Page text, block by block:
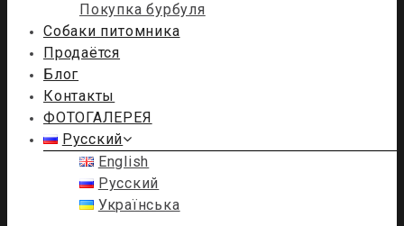
Покупка бурбуля
Собаки питомника
Продаётся
Блог
Контакты
ФОТОГАЛЕРЕЯ
Русский
English
Русский
Українська